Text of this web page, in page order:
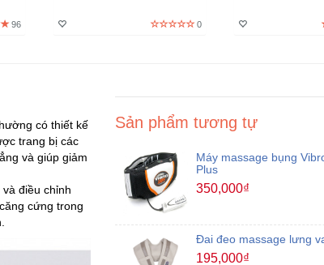
96 0
có thiết kế
trang bị các
và giúp giảm
và điều chỉnh
cứng trong
Sản phẩm tương tự
Máy massage bụng
Plus
350,000₫
Đai đeo massage lưng
195,000₫